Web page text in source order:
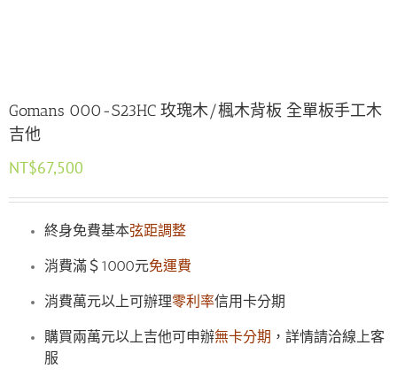
Gomans 000-S23HC 玫瑰木/楓木背板 全單板手工木
吉他
NT$67,500
終身免費基本弦距調整
消費滿＄1000元免運費
消費萬元以上可辦理零利率信用卡分期
購買兩萬元以上吉他可申辦無卡分期 ，詳情請洽線上客
服